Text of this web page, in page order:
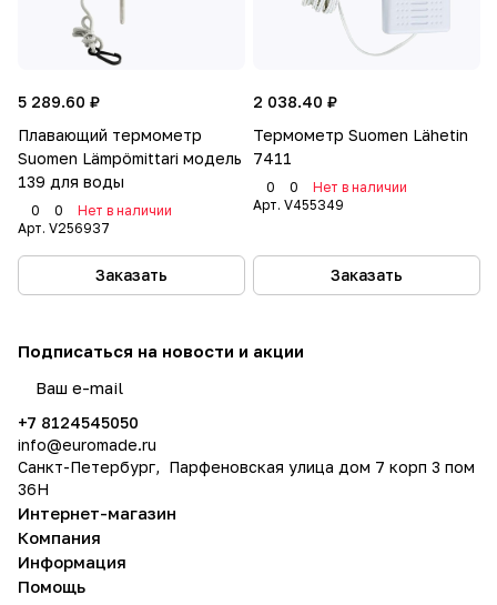
5 289.60 ₽
Плавающий термометр
Suomen Lämpömittari модель
139 для воды
0 0
Нет в наличии
Арт. V256937
Заказать
2 038.40 ₽
Термометр Suomen Lähetin
7411
0 0
Нет в наличии
Арт. V455349
Заказать
Подписаться на новости и акции
+7 8124545050
info@euromade.ru
Санкт-Петербург, Парфеновская улица дом 7 корп 3 пом
36Н
Интернет-магазин
Компания
Информация
Помощь